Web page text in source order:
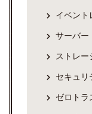
イベント
サーバー
ストレー
セキュリ
ゼロトラ